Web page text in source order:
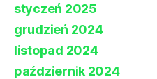
styczeń 2025
grudzień 2024
listopad 2024
październik 2024